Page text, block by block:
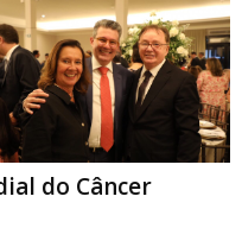
do Câncer